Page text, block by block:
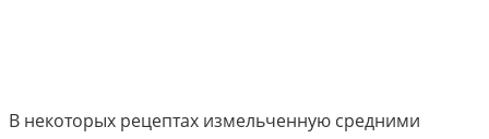
В некоторых рецептах измельченную средними